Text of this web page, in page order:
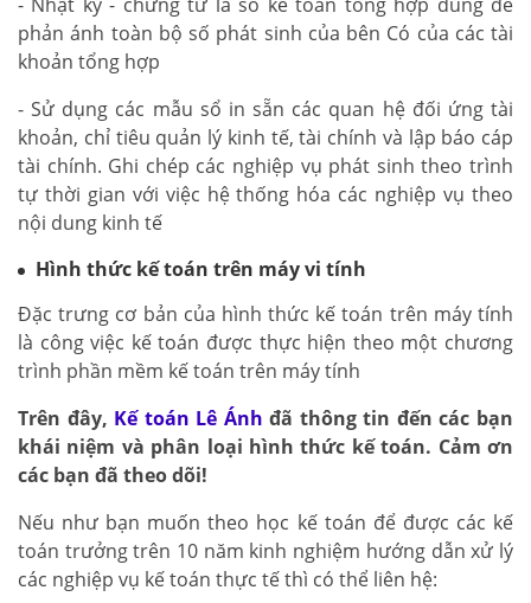
phản ánh toàn bộ số phát sinh của bên Có của các tài
khoản tổng hợp
- Sử dụng các mẫu sổ in sẵn các quan hệ đối ứng tài
khoản, chỉ tiêu quản lý kinh tế, tài chính và lập báo cáp
tài chính. Ghi chép các nghiệp vụ phát sinh theo trình
tự thời gian với việc hệ thống hóa các nghiệp vụ theo
nội dung kinh tế
Hình thức kế toán trên máy vi tính
Đặc trưng cơ bản của hình thức kế toán trên máy tính
là công việc kế toán được thực hiện theo một chương
trình phần mềm kế toán trên máy tính
Trên đây, Kế toán Lê Ánh đã thông tin đến các bạn
khái niệm và phân loại hình thức kế toán. Cảm ơn
các bạn đã theo dõi!
Nếu như bạn muốn theo học kế toán để được các kế
toán trưởng trên 10 năm kinh nghiệm hướng dẫn xử lý
các nghiệp vụ kế toán thực tế thì có thể liên hệ: